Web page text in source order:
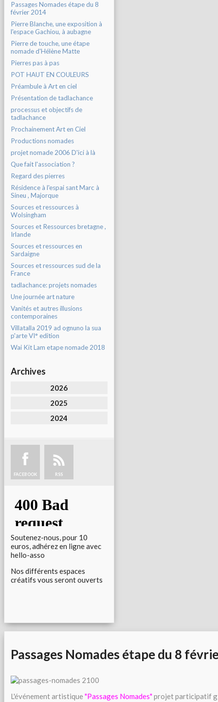
Passages Nomades étape du 8
février 2014
Pierre Blanche, une exposition à
l'espace Gachiou, à aubagne
Pierre de touche, une étape
nomade d'Hélène Matte
Pierres pas à pas
POT HAUT EN COULEURS
Préambule à Art en ciel
Présentation de tadlachance
processus et objectifs de
tadlachance
Prochainement Art en Ciel
Productions nomades
projet nomade 2006 D'ici à là
Que fait l'association ?
Regard des pierres
Résidence à l'espai sant Marc à
Sineu , Majorque
Sources et ressources à
Wolsingham
Sources et Ressources bretagne ,
Irlande
Sources et ressources en
Sardaigne
Sources et ressources sud de la
France
tadlachance: projets nomades
Une journée art nature
Vanités et autres illusions
contemporaines
Villatalla 2019 ad ognuno la sua
p'arte VI° edition
Wai Kit Lam etape nomade 2018
Archives
2026
2025
2024
FACEBOOK RSS
Soutenez-nous, pour 10
euros, adhérez en ligne avec
hello-asso
Nos différents espaces
créatifs vous seront ouverts
Passages Nomades étape du 8
L'événement artistique "Passages Nomades"projet participatif